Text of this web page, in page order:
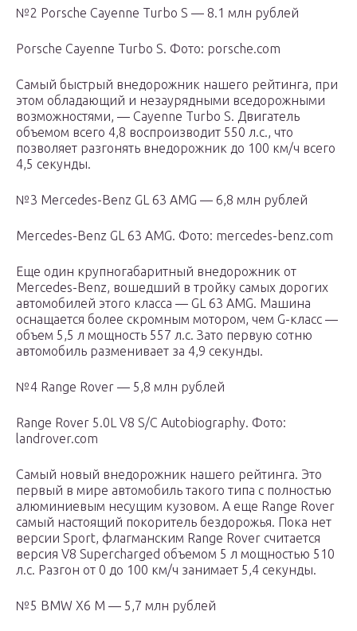
№2 Porsche Cayenne Turbo S — 8.1 млн рублей
Porsche Cayenne Turbo S. Фото: porsche.com
Самый быстрый внедорожник нашего рейтинга, при
этом обладающий и незаурядными вседорожными
возможностями, — Cayenne Turbo S. Двигатель
объемом всего 4,8 воспроизводит 550 л.с., что
позволяет разгонять внедорожник до 100 км/ч всего
4,5 секунды.
№3 Mercedes-Benz GL 63 AMG — 6,8 млн рублей
Mercedes-Benz GL 63 AMG. Фото: mercedes-benz.com
Еще один крупногабаритный внедорожник от
Mercedes-Benz, вошедший в тройку самых дорогих
автомобилей этого класса — GL 63 AMG. Машина
оснащается более скромным мотором, чем G-класс —
объем 5,5 л мощность 557 л.с. Зато первую сотню
автомобиль разменивает за 4,9 секунды.
№4 Range Rover — 5,8 млн рублей
Range Rover 5.0L V8 S/C Autobiography. Фото:
landrover.com
Самый новый внедорожник нашего рейтинга. Это
первый в мире автомобиль такого типа с полностью
алюминиевым несущим кузовом. А еще Range Rover
самый настоящий покоритель бездорожья. Пока нет
версии Sport, флагманским Range Rover считается
версия V8 Supercharged объемом 5 л мощностью 510
л.с. Разгон от 0 до 100 км/ч занимает 5,4 секунды.
№5 BMW X6 М — 5,7 млн рублей